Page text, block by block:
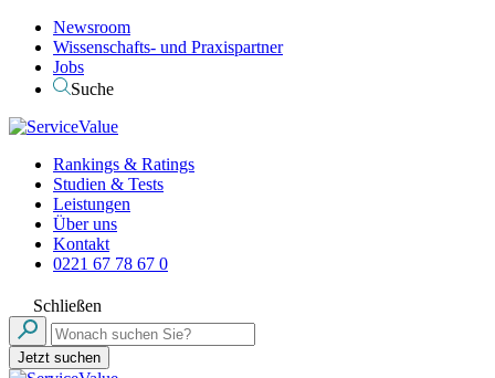
Newsroom
Wissenschafts- und Praxispartner
Jobs
Suche
Rankings & Ratings
Studien & Tests
Leistungen
Über uns
Kontakt
0221 67 78 67 0
Schließen
Jetzt suchen